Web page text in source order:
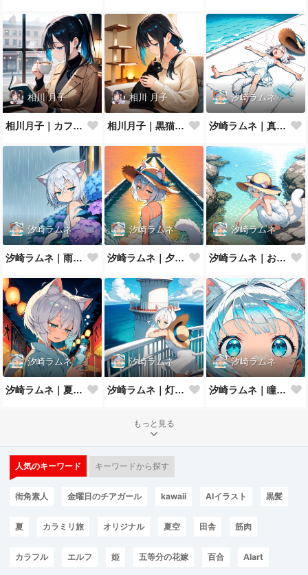
相川 月子
相川月子｜カフェで読書
相川 月子
相川月子｜黒猫とニットの休日
汐崎ラムネ
汐崎ラムネ｜真夏の防波堤でとろけ猫
汐崎ラムネ
汐崎ラムネ｜雨やどり
汐崎ラムネ
汐崎ラムネ｜夕暮れの防波堤
汐崎ラムネ
汐崎ラムネ｜およげない猫っ子
汐崎ラムネ
汐崎ラムネ｜夏祭りの夜
汐崎ラムネ
汐崎ラムネ｜灯台の風
汐崎ラムネ
汐崎ラムネ｜瞳にうつる夏の海
もっと見る
人気のキーワード キーワードから探す
街角素人 金曜日のチアガール kawaii AIイラスト 黒髪
夏 カラミリ旅 オリジナル 夏空 田舎 筋肉
カラフル エルフ 姫 五等分の花嫁 百合 AIart